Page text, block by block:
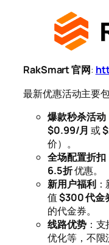
RakSmart 官网:
最新优惠活动主要
爆款秒杀活动
$0.99/月 或
价）。
全场配置折扣
6.5折优惠。
新用户福利：
值$300 代金
的代金券。
线路优势：支
优化等，不限